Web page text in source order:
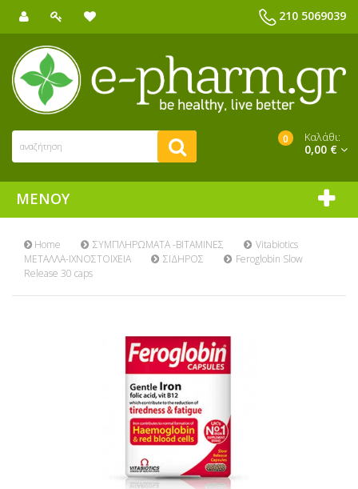
210 5069039
0 Καλάθι:
0,00 €
ΜΕΝΟΎ
Home
ΣΥΜΠΛΗΡΩΜΑΤΑ -ΒΙΤΑΜΙΝΕΣ
ΜΕΤΑΛΛΑ-ΙΧΝΟΣΤΟΙΧΕΙΑ
ΣΙΔΗΡΟΣ
Vitabiotics
Feroglobin Slow
Release 30 caps